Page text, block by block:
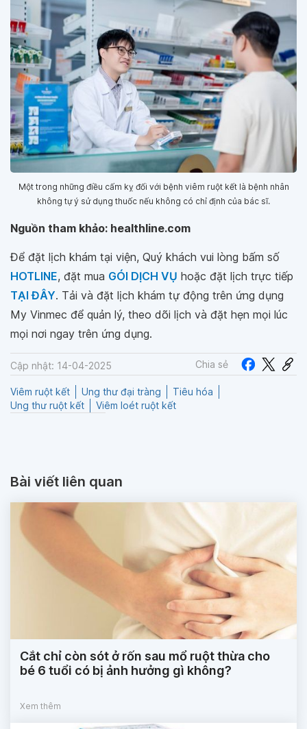
Một trong những điều cấm kỵ đối với bệnh viêm ruột kết là bệnh nhân
không tự ý sử dụng thuốc nếu không có chỉ định của bác sĩ.
Nguồn tham khảo: healthline.com
Để đặt lịch khám tại viện, Quý khách vui lòng bấm số
HOTLINE, đặt mua GÓI DỊCH VỤ hoặc đặt lịch trực tiếp
TẠI ĐÂY. Tải và đặt lịch khám tự động trên ứng dụng
My Vinmec để quản lý, theo dõi lịch và đặt hẹn mọi lúc
mọi nơi ngay trên ứng dụng.
Cập nhật: 14-04-2025 Chia sẻ
Viêm ruột kết Ung thư đại tràng
Tiêu hóa
Ung thư ruột kết
Viêm loét ruột kết
Bài viết liên quan
Cắt chỉ còn sót ở rốn sau mổ ruột thừa cho
bé 6 tuổi có bị ảnh hưởng gì không?
Xem thêm